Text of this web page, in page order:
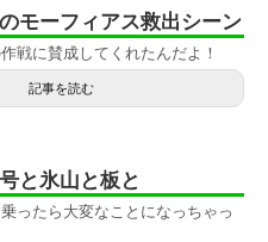
モーフィアス救出シーン
戦に賛成してくれたんだよ！
記事を読む
と氷山と板と
ったら大変なことになっちゃっ